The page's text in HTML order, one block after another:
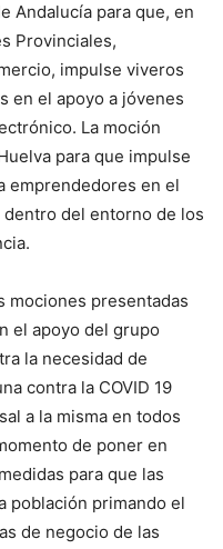
Andalucía para que, en
Provinciales,
impulse viveros
en el apoyo a jóvenes
La moción
para que impulse
emprendedores en el
del entorno de los
mociones presentadas
el apoyo del grupo
la necesidad de
contra la COVID 19
a la misma en todos
de poner en
para que las
población primando el
de negocio de las